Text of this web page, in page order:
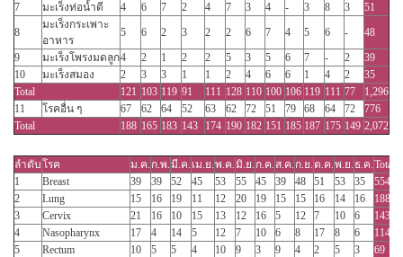
7
มะเร็งท่อน้ำดี 4 6 7 2 4 7 3 4 - 3 8 3
51
8
มะเร็งกระเพาะ
อาหาร
5 6 2 3 2 2 6 7 4 5 6 -
48
9
มะเร็งโพรงมดลูก4 2 1 2 2 5 3 5 6 7 - 2
39
10
มะเร็งสมอง 2 3 3 1 1 2 4 6 6 1 4 2
35
Total
121 103 119 91 111 128 110 100 106 119 111 77
1,296
11
โรคอื่น ๆ 67 62 64 52 63 62 72 51 79 68 64 72
776
Total
188 165 183 143 174 190 182 151 185 187 175 149 2,072
ลำดับโรค ม.ค. ก.พ.มี.ค. เม.ย.พ.ค.มิ.ย. ก.ค. ส.ค. ก.ย. ต.ค.พ.ย. ธ.ค.Total
1
Breast 39 39 52 45 53 55 45 39 48 51 53 35
554
2
Lung 15 16 19 11 12 20 19 15 15 16 14 16
188
3
Cervix 21 16 10 15 13 12 16 5 12 7 10 6
143
4
Nasopharynx 17 4 14 5 12 7 10 6 8 17 8 6
114
5
Rectum 10 5 5 4 10 9 3 9 4 2 5 3
69